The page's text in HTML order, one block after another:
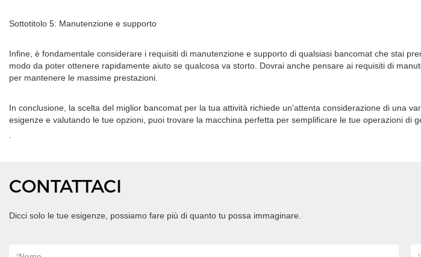
Sottotitolo 5: Manutenzione e supporto
Infine, è fondamentale considerare i requisiti di manutenzione e supporto di qualsiasi bancomat che stai
modo da poter ottenere rapidamente aiuto se qualcosa va storto. Dovrai anche pensare ai requisiti di
per mantenere le massime prestazioni.
In conclusione, la scelta del miglior bancomat per la tua attività richiede un'attenta considerazione di una
esigenze e valutando le tue opzioni, puoi trovare la macchina perfetta per semplificare le tue operazioni di
CONTATTACI
Dicci solo le tue esigenze, possiamo fare più di quanto tu possa immaginare.